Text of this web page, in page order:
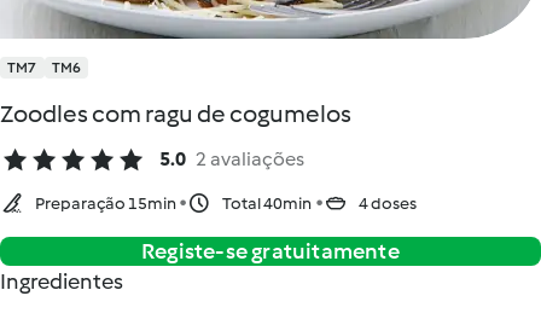
TM7 TM6
Zoodles com ragu de cogumelos
5.0 2 avaliações
Preparação 15min Total 40min 4 doses
Registe-se gratuitamente
Ingredientes